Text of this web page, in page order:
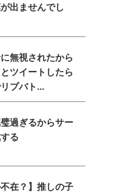
出ませんでし
に無視されたから
ツイートしたら
プバト...
璧過ぎるからサー
る
不在？】推しの子